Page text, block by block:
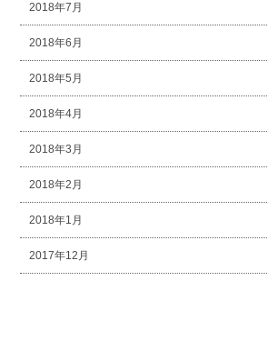
2018年7月
2018年6月
2018年5月
2018年4月
2018年3月
2018年2月
2018年1月
2017年12月